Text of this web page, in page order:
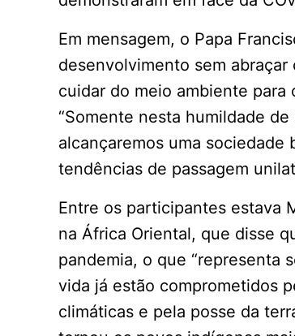
Em mensagem, o Papa
desenvolvimento sem
cuidar do meio ambiente para
“Somente nesta humildade
alcançaremos uma sociedade
tendências de passagem
Entre os participantes estava
na África Oriental, que disse
pandemia, o que “representa
vida já estão comprometidos
climáticas e pela posse da